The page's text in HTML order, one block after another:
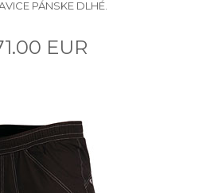
PÁNSKE DLHÉ.
EUR